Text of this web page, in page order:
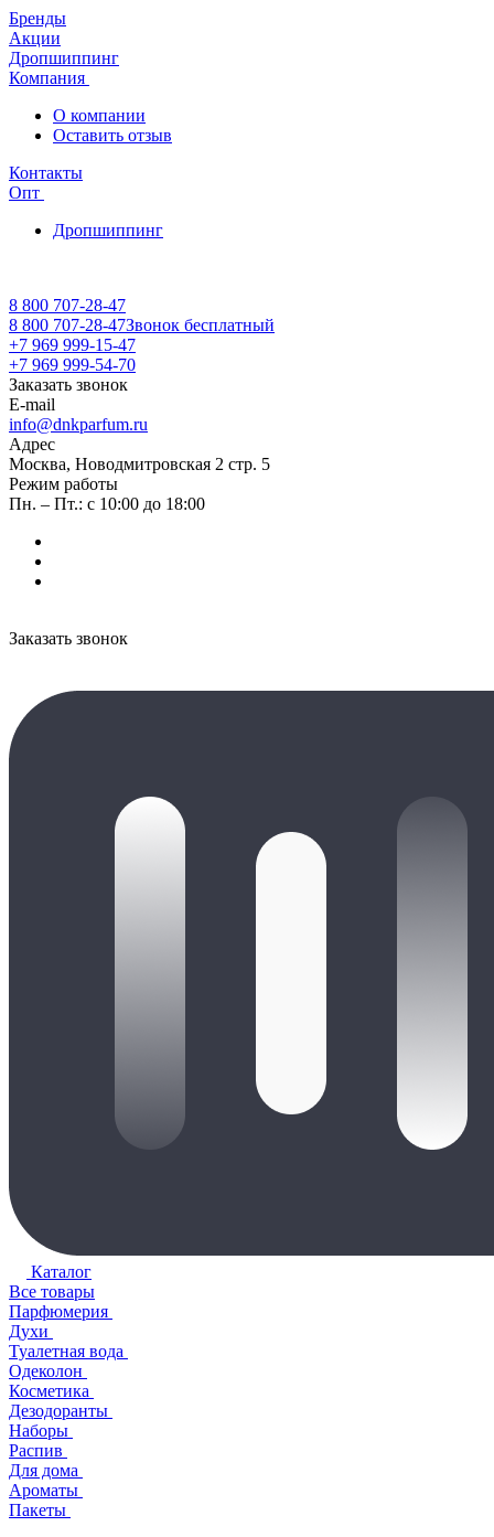
Бренды
Акции
Дропшиппинг
Компания
О компании
Оставить отзыв
Контакты
Опт
Дропшиппинг
8 800 707-28-47
8 800 707-28-47Звонок бесплатный
+7 969 999-15-47
+7 969 999-54-70
Заказать звонок
E-mail
info@dnkparfum.ru
Адрес
Москва, Новодмитровская 2 стр. 5
Режим работы
Пн. – Пт.: с 10:00 до 18:00
Заказать звонок
Каталог
Все товары
Парфюмерия
Духи
Туалетная вода
Одеколон
Косметика
Дезодоранты
Наборы
Распив
Для дома
Ароматы
Пакеты